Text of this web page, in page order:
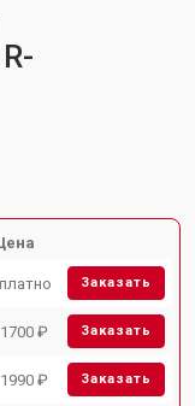
Заказать
₽ Заказать
₽ Заказать